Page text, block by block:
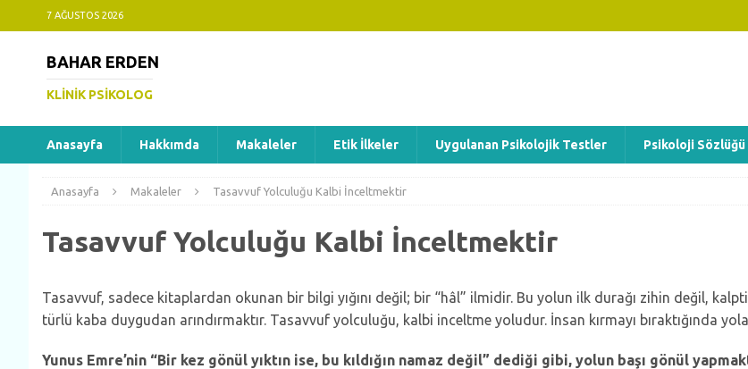
7 AĞUSTOS 2026
BAHAR ERDEN
KLINIK PSIKOLOG
Anasayfa Hakkımda Makaleler Etik İlkeler Uygulanan Psikolojik Testler Psikoloji Sözlüğü
Anasayfa Makaleler Tasavvuf Yolculuğu Kalbi İnceltmektir
Tasavvuf Yolculuğu Kalbi İnceltmektir
Tasavvuf, sadece kitaplardan okunan bir bilgi yığını değil; bir “hâl” ilmidir. Bu yolun ilk durağı zihin değil,
türlü kaba duygudan arındırmaktır. Tasavvuf yolculuğu, kalbi inceltme yoludur. İnsan kırmayı bıraktığında
Yunus Emre’nin “Bir kez gönül yıktın ise, bu kıldığın namaz değil” dediği gibi, yolun başı gönül